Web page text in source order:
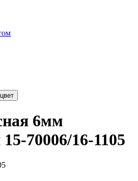
Выбрать другой цвет
6мм
70006/16-1105